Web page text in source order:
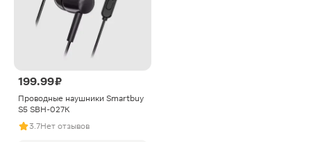
199.99 ₽
Проводные наушники Smartbuy
S5 SBH-027K
3.7Нет отзывов